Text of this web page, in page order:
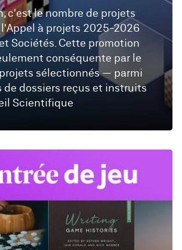
c'est le nombre de projets
à projets 2025-2026
Sociétés. Cette promotion
conséquente par le
sélectionnés — parmi
de dossiers reçus et instruits
Scientifique